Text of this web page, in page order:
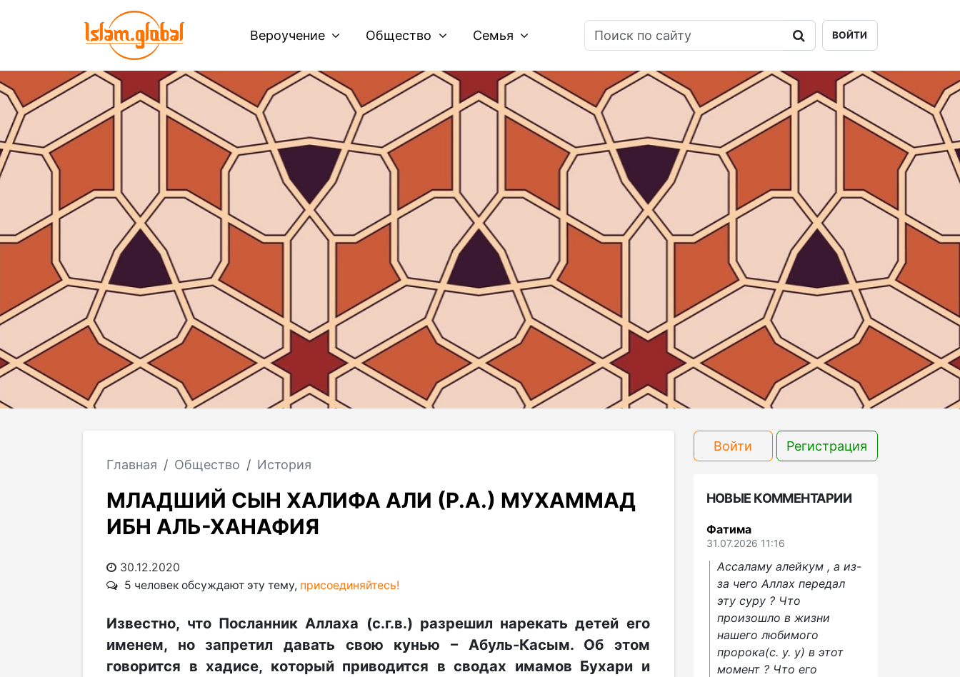
Вероучение Общество Семья ВОЙТИ
Главная Общество История
МЛАДШИЙ СЫН ХАЛИФА АЛИ (Р.А.) МУХАММАД
ИБН АЛЬ-ХАНАФИЯ
30.12.2020
5 человек обсуждают эту тему, присоединяйтесь!
Известно, что Посланник Аллаха (с.г.в.) разрешил нарекать детей его
именем, но запретил давать свою кунью – Абуль-Касым. Об этом
говорится в хадисе, который приводится в сводах имамов Бухари и
Войти Регистрация
НОВЫЕ КОММЕНТАРИИ
Фатима
31.07.2026 11:16
Ассаламу алейкум , а из-
за чего Аллах передал
эту суру ? Что
произошло в жизни
нашего любимого
пророка(с. у. у) в этот
момент ? Что его